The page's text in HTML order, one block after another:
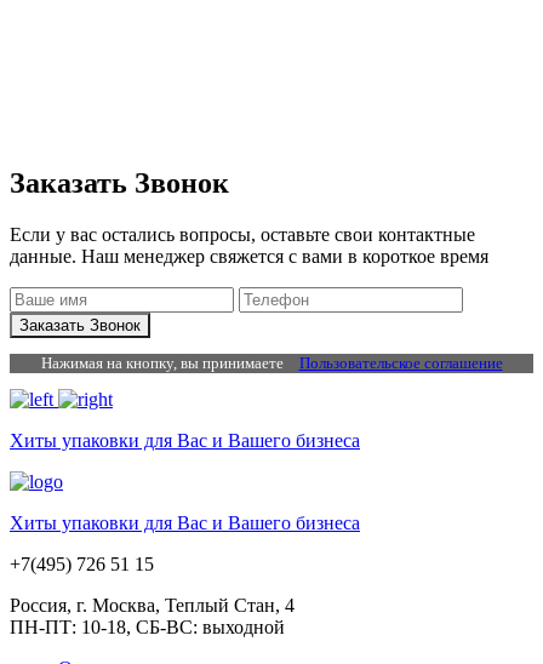
Заказать Звонок
Если у вас остались вопросы, оставьте свои контактные
данные. Наш менеджер свяжется с вами в короткое время
Заказать Звонок
Нажимая на кнопку, вы принимаете Пользовательское соглашение
Хиты упаковки для Вас и Вашего бизнеса
Хиты упаковки для Вас и Вашего бизнеса
+7(495) 726 51 15
Россия, г. Москва, Теплый Стан, 4
ПН-ПТ: 10-18, СБ-ВС: выходной